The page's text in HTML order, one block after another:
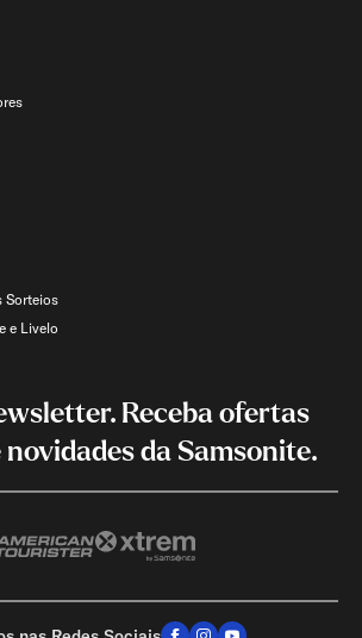
Sorteios
e Livelo
Receba ofertas
novidades da Samsonite.